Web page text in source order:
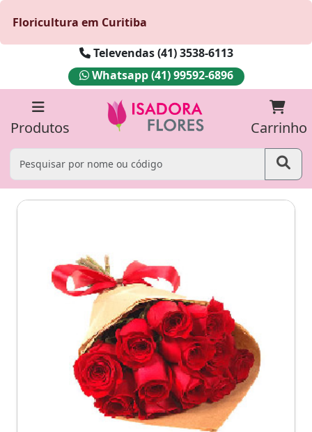
Floricultura em Curitiba
Televendas (41) 3538-6113
Whatsapp (41) 99592-6896
Produtos Carrinho